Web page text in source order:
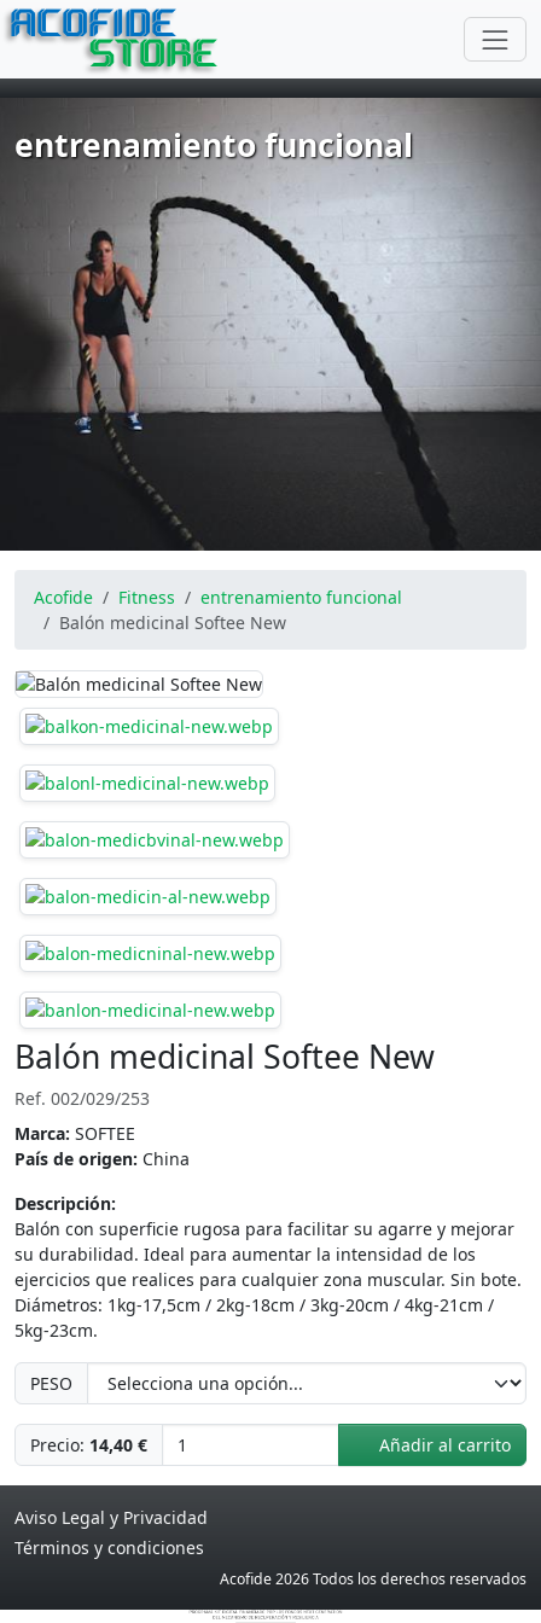
ACOFIDE
STORE
entrenamiento funcional
Acofide Fitness
entrenamiento funcional
Balón medicinal Softee New
Balón medicinal Softee New
Ref. 002/029/253
Marca: SOFTEE
País de origen: China
Descripción:
Balón con superficie rugosa para facilitar su agarre y mejorar
su durabilidad. Ideal para aumentar la intensidad de los
ejercicios que realices para cualquier zona muscular. Sin bote.
Diámetros: 1kg-17,5cm / 2kg-18cm / 3kg-20cm / 4kg-21cm /
5kg-23cm.
PESO
Precio: 14,40 € Añadir al carrito
Aviso Legal y Privacidad
Términos y condiciones
Acofide 2026 Todos los derechos reservados